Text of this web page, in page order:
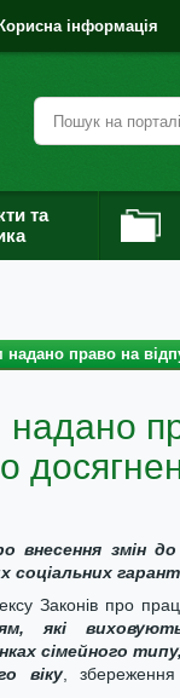
Корисна інформація
та
право на
внесення змін
Законів про
які
сімейного типу,
віку,